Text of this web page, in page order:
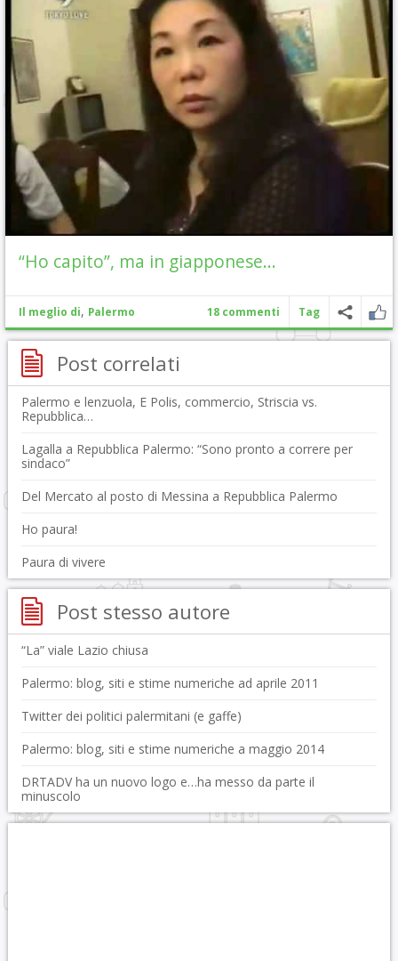
“Ho capito”, ma in giapponese…
Il meglio di, Palermo 18 commenti Tag
Post correlati
Palermo e lenzuola, E Polis, commercio, Striscia vs.
Repubblica…
Lagalla a Repubblica Palermo: “Sono pronto a correre per
sindaco”
Del Mercato al posto di Messina a Repubblica Palermo
Ho paura!
Paura di vivere
Post stesso autore
“La” viale Lazio chiusa
Palermo: blog, siti e stime numeriche ad aprile 2011
Twitter dei politici palermitani (e gaffe)
Palermo: blog, siti e stime numeriche a maggio 2014
DRTADV ha un nuovo logo e…ha messo da parte il
minuscolo